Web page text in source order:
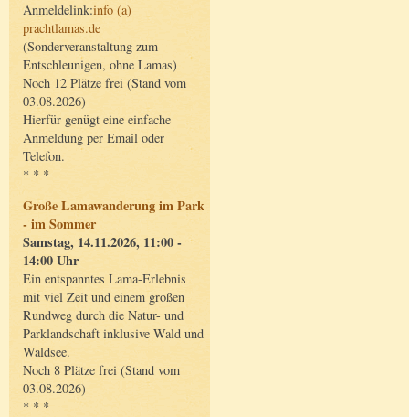
Anmeldelink:info (a)
prachtlamas.de
(Sonderveranstaltung zum
Entschleunigen, ohne Lamas)
Noch 12 Plätze frei (Stand vom
03.08.2026)
Hierfür genügt eine einfache
Anmeldung per Email oder
Telefon.
* * *
Große Lamawanderung im Park
- im Sommer
Samstag, 14.11.2026, 11:00 -
14:00 Uhr
Ein entspanntes Lama-Erlebnis
mit viel Zeit und einem großen
Rundweg durch die Natur- und
Parklandschaft inklusive Wald und
Waldsee.
Noch 8 Plätze frei (Stand vom
03.08.2026)
* * *